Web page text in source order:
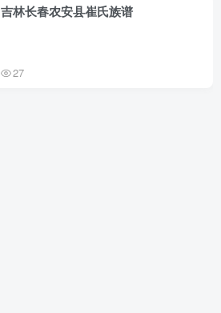
吉林长春农安县崔氏族谱
27